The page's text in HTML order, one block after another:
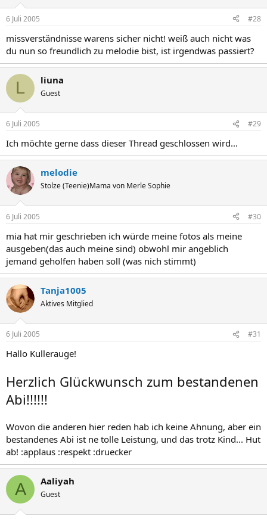
6 Juli 2005 #28
missverständnisse warens sicher nicht! weiß auch nicht was
du nun so freundlich zu melodie bist, ist irgendwas passiert?
L liuna
Guest
6 Juli 2005 #29
Ich möchte gerne dass dieser Thread geschlossen wird...
melodie
Stolze (Teenie)Mama von Merle Sophie
6 Juli 2005 #30
mia hat mir geschrieben ich würde meine fotos als meine
ausgeben(das auch meine sind) obwohl mir angeblich
jemand geholfen haben soll (was nich stimmt)
Tanja1005
Aktives Mitglied
6 Juli 2005 #31
Hallo Kullerauge!
Herzlich Glückwunsch zum bestandenen
Abi!!!!!!
Wovon die anderen hier reden hab ich keine Ahnung, aber ein
bestandenes Abi ist ne tolle Leistung, und das trotz Kind... Hut
ab! :applaus :respekt :druecker
A Aaliyah
Guest